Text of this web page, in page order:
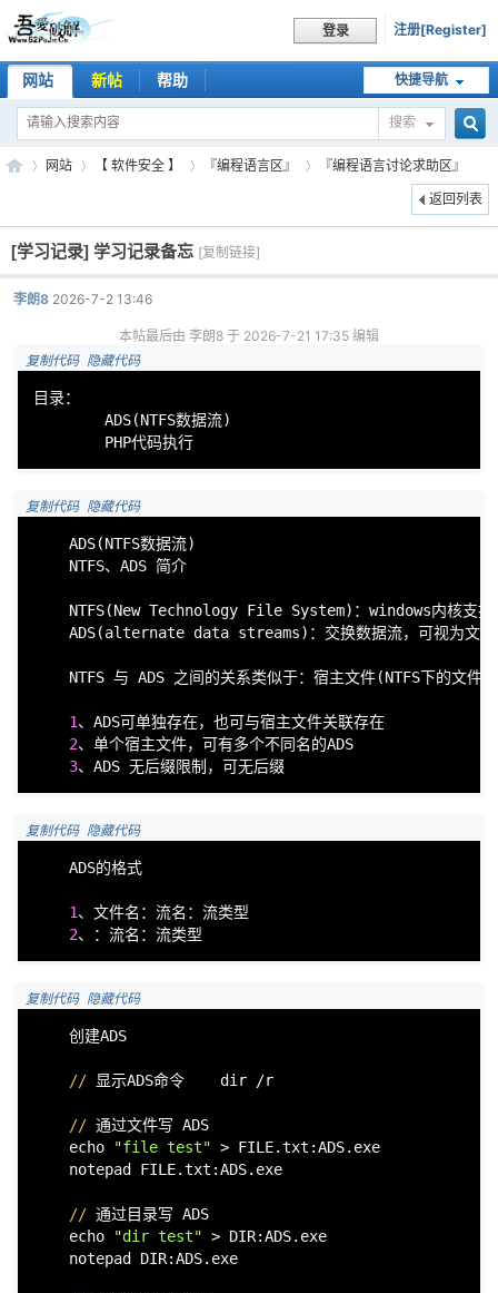
登录 注册[Register]
快捷导航
网站 新帖 帮助
搜索
吾 »
网站
›
【 软件安全 】
›
『编程语言区』
『编程语言讨论求助区』
返回列表
[学习记录] 学习记录备忘 [复制链接]
李朗8 2026-7-2 13:46
本帖最后由 李朗8 于 2026-7-21 17:35 编辑
复制代码 隐藏代码
目录：
ADS(NTFS数据流)
PHP代码执行
复制代码 隐藏代码
ADS(NTFS数据流)
NTFS、ADS 简介
NTFS(New Technology File System)：windows内核支持
ADS(alternate data streams)：交换数据流，可视为文件
NTFS 与 ADS 之间的关系类似于：宿主文件(NTFS下的文件
1、ADS可单独存在，也可与宿主文件关联存在
2、单个宿主文件，可有多个不同名的ADS
3、ADS 无后缀限制，可无后缀
复制代码 隐藏代码
ADS的格式
1、文件名：流名：流类
2、：流名：流类
复制代码 隐藏代码
创建ADS
// 显示ADS命令    dir /r
// 通过文件写 ADS
echo
"file test" >
notepad
// 通过目录写 ADS
echo
"dir test" >
notepad